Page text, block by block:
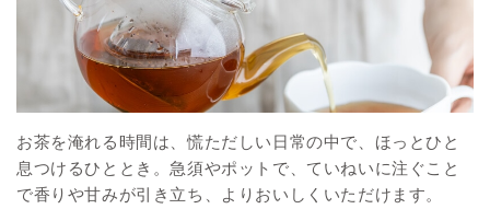
お茶を淹れる時間は、慌ただしい日常の中で、ほっとひと
息つけるひととき。急須やポットで、ていねいに注ぐこと
で香りや甘みが引き立ち、よりおいしくいただけます。